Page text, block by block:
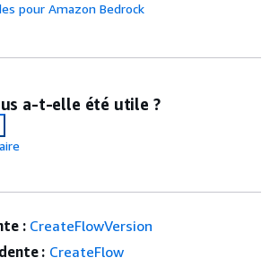
pour Amazon Bedrock
a-t-elle été utile ?
: CreateFlowVersion
: CreateFlow